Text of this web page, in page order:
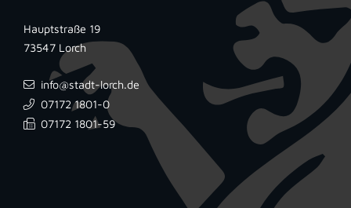
Hauptstraße 19
73547 Lorch
info@stadt-lorch.de
07172 1801-0
07172 1801-59